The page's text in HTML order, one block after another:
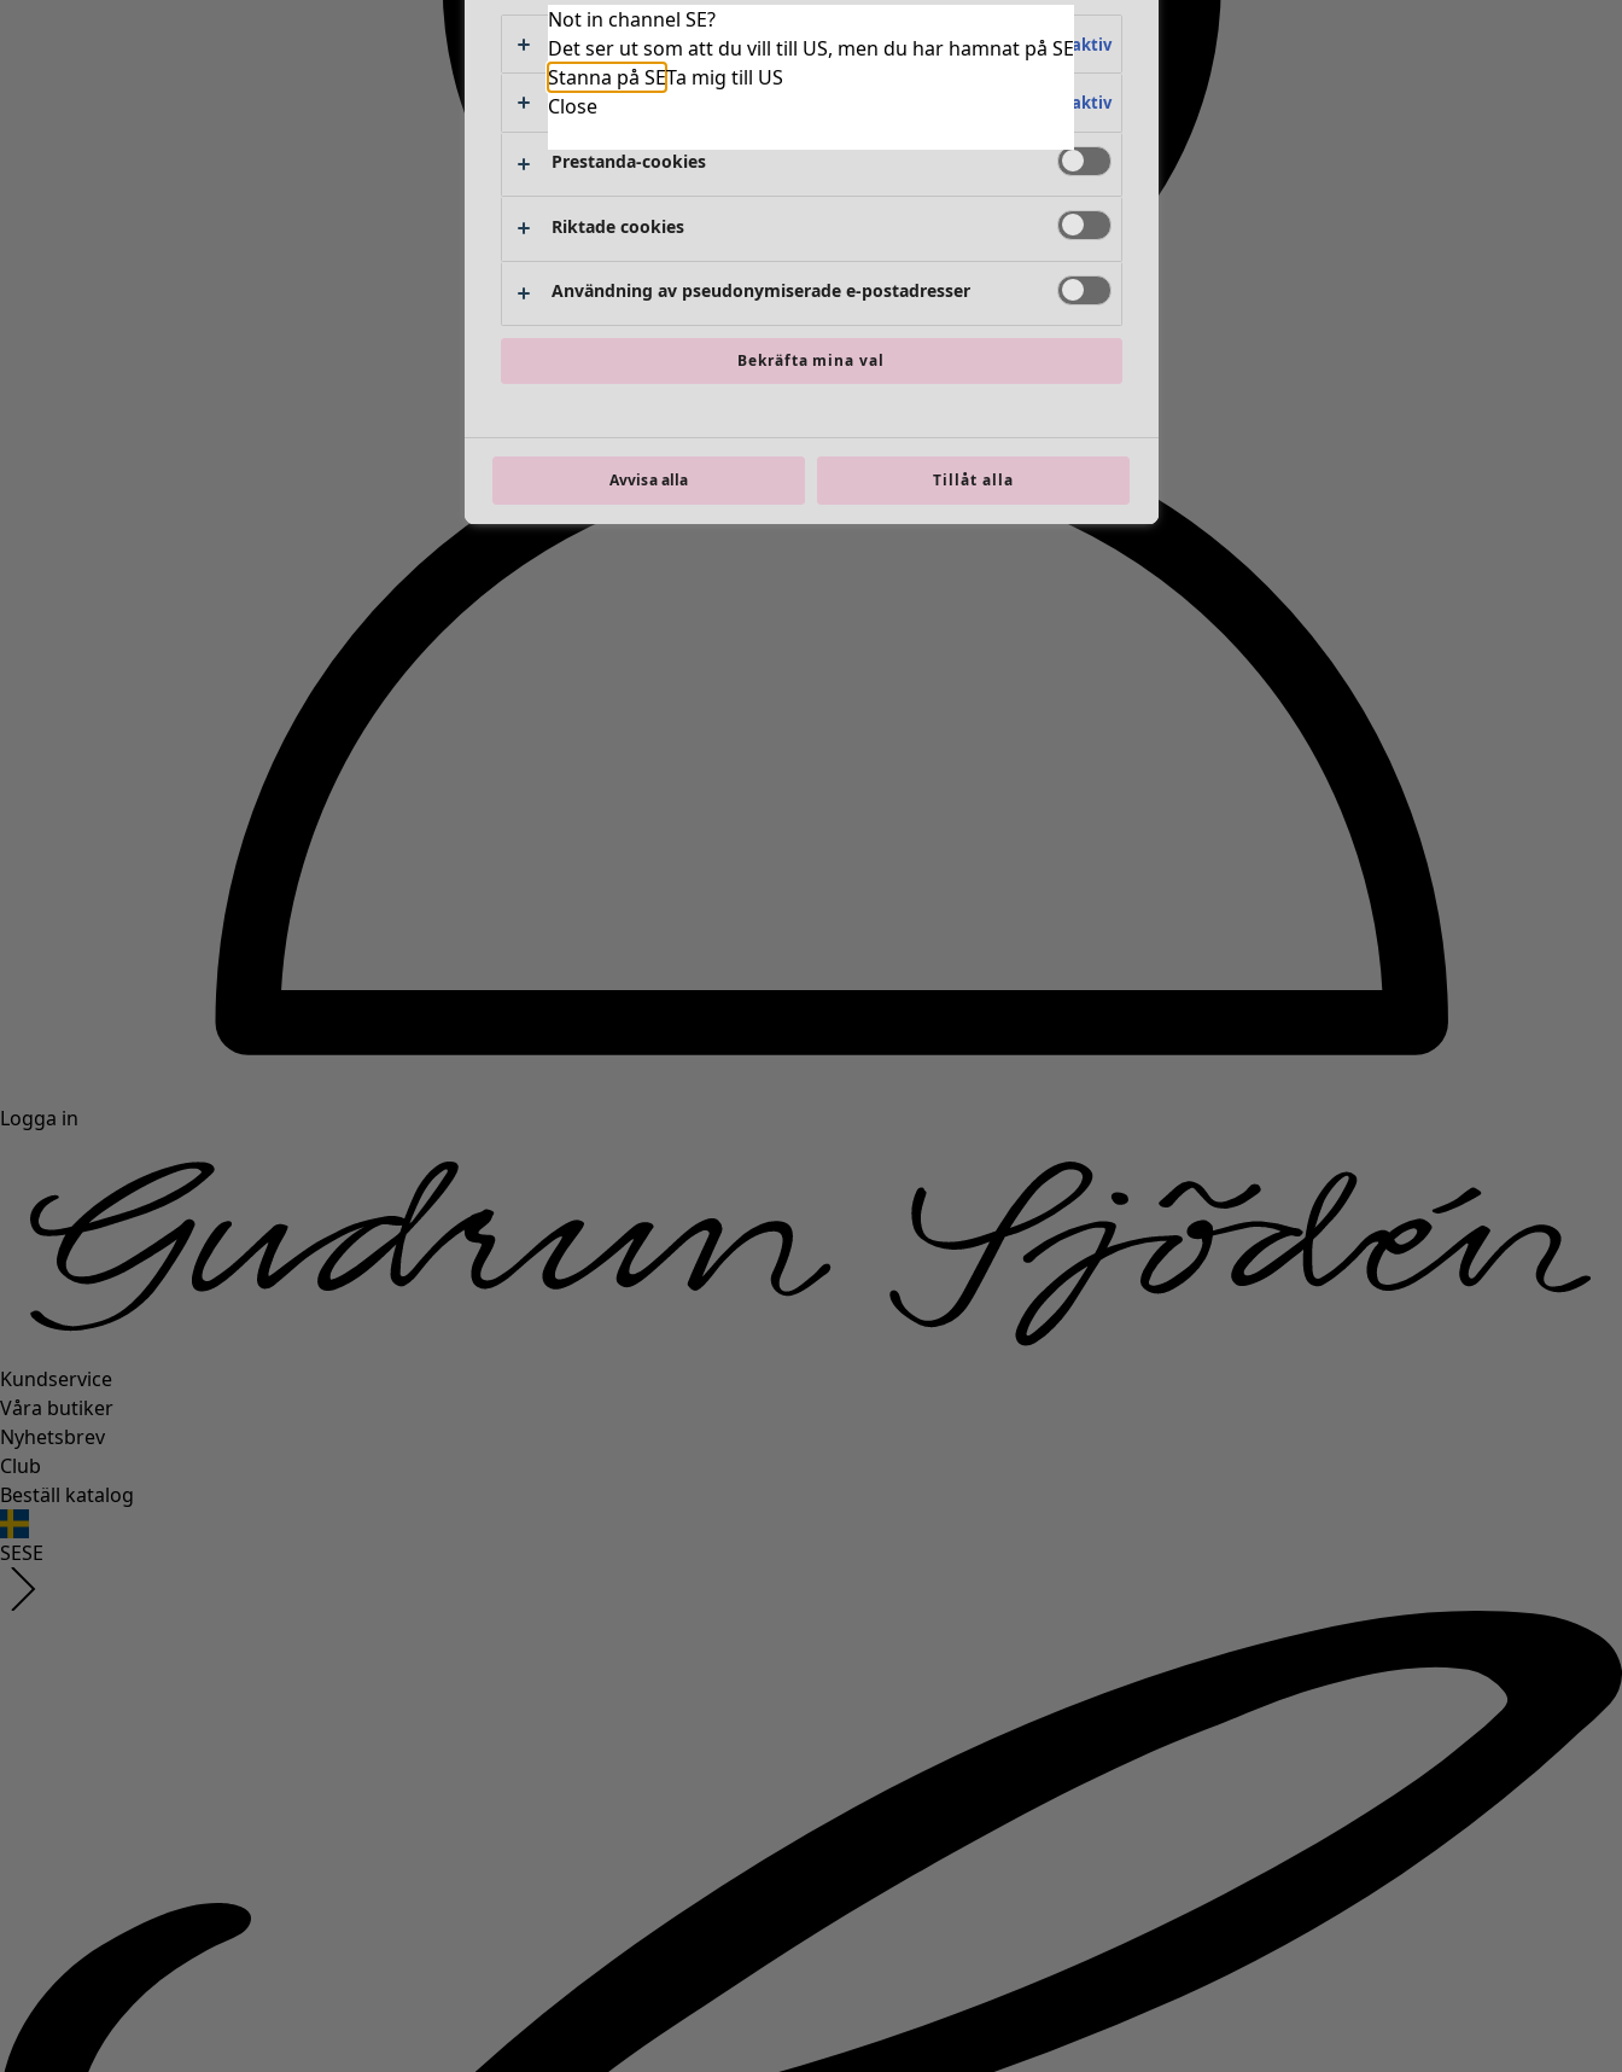
Logga in
Kundservice
Våra butiker
Nyhetsbrev
Club
Beställ katalog
SESE
Not in channel SE?
Det ser ut som att du vill till US, men du har hamnat på SE
Stanna på SETa mig till US
Close
Absolut nödvändiga cookies Alltid aktiv
Funktionella cookies Alltid aktiv
Prestanda-cookies
Riktade cookies
Användning av pseudonymiserade e-postadresser
Bekräfta mina val
Avvisa alla Tillåt alla